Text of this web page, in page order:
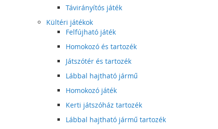
Távirányítós játék
Kültéri játékok
Felfújható játék
Homokozó és tartozék
Játszótér és tartozék
Lábbal hajtható jármű
Homokozó játék
Kerti játszóház tartozék
Lábbal hajtható jármű tartozék